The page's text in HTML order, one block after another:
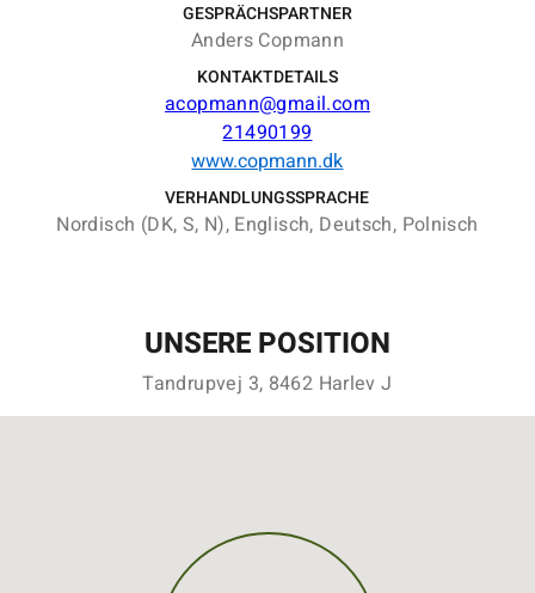
GESPRÄCHSPARTNER
Anders Copmann
KONTAKTDETAILS
acopmann@gmail.com
21490199
www.copmann.dk
VERHANDLUNGSSPRACHE
Nordisch (DK, S, N), Englisch, Deutsch, Polnisch
UNSERE POSITION
Tandrupvej 3, 8462 Harlev J